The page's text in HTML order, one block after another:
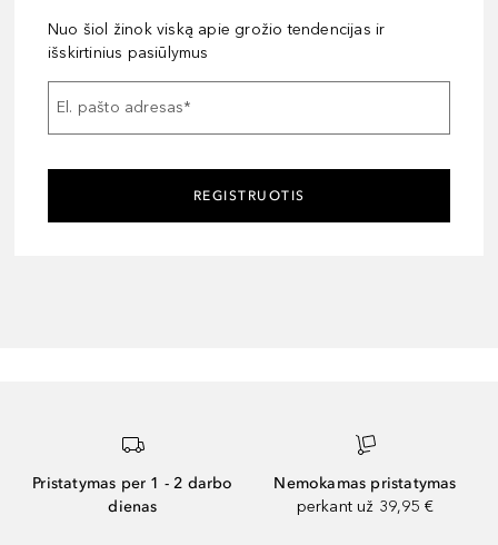
Nuo šiol žinok viską apie grožio tendencijas ir
išskirtinius pasiūlymus
El. pašto adresas*
REGISTRUOTIS
Pristatymas per 1 - 2 darbo
dienas
Nemokamas pristatymas
perkant už 39,95 €